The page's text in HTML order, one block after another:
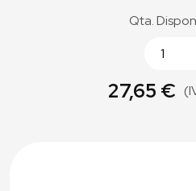
Qta.
27,65 €